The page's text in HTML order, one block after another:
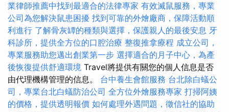
業律師推薦中找到最適合的法律專家 有效滅鼠服務，專業
公司為您解決鼠患困擾 找到可靠的外燴廠商，保障活動順
利進行 了解骨灰罈的種類與選擇，保護親人的最後安息 牙
科診所，提供全方位的口腔治療 整復推拿療程 成立公司，
專業服務助您邁出創業第一步 選擇適合的月子中心，為產
後恢復提供舒適環境 Travel將提供有關您的個人信息是否
由代理機構管理的信息。 台中養生會館服務 台北除白蟻公
司，專業台北白蟻防治公司 全方位外燴服務專家 打掃阿姨
的價格，提供透明報價 如何處理外遇問題，徵信社的協助